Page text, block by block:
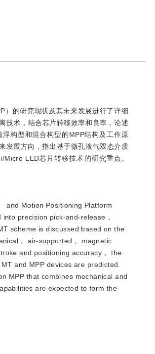
的研究现状及其未来发展进行了详细
技术，结合芯片转移效率和良率，论述
构型和混合构型的MPP结构及工作原
发展方向，指出基于微孔液气双态介质
LED芯片转移技术的研究重点。
and Motion Positioning Platform
precision pick-and-release，
scheme is discussed based on the
， air-supported， magnetic
and positioning accuracy， the
and MPP devices are predicted.
MPP that combines mechanical and
are expected to form the